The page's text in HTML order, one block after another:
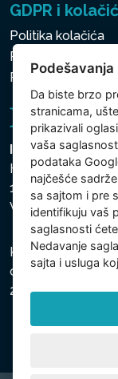
GDPR i
Politika kolačića
Politika zaštite
Politika kolačića
Intex Trading,
Hradecká 2526/3
130 00 Praha 3
Vinohrady -
Kompanija je
odeljak C, uložak
26150808,
Da biste brzo
stranicama,
prikazivali
vaša
podataka
najčešće
sa sajtom i pre
identifikuju vaš
saglasnosti
Nedavanje
sajta i usluga